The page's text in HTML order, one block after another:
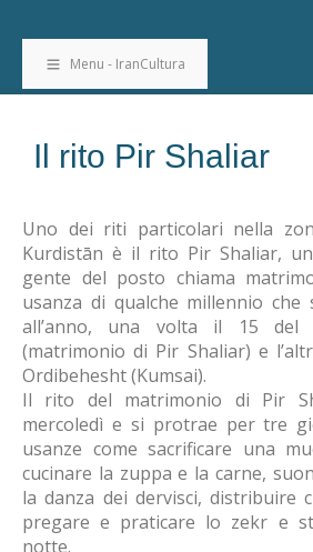
Menu - IranCultura
Il rito Pir Shaliar
Uno dei riti particolari nella
Kurdistān è il rito Pir Shaliar,
gente del posto chiama
usanza di qualche millennio che
all’anno, una volta il 15 del
(matrimonio di Pir Shaliar) e
Ordibehesht (Kumsai).
Il rito del matrimonio di Pir
mercoledì e si protrae per tre
usanze come sacrificare una
cucinare la zuppa e la carne,
la danza dei dervisci, distribuire
pregare e praticare lo zekr e
notte.